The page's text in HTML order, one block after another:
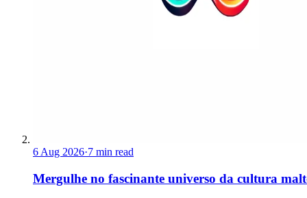
6 Aug 2026·7 min read
Mergulhe no fascinante universo da cultura